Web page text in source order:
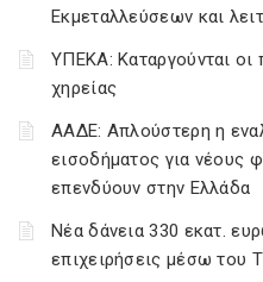
Εκμεταλλεύσεων και
ΥΠΕΚΑ: Καταργούνται οι
χηρείας
ΑΑΔΕ: Απλούστερη η
εισοδήματος για νέους
επενδύουν στην Ελλάδα
Νέα δάνεια 330 εκατ.
επιχειρήσεις μέσω του